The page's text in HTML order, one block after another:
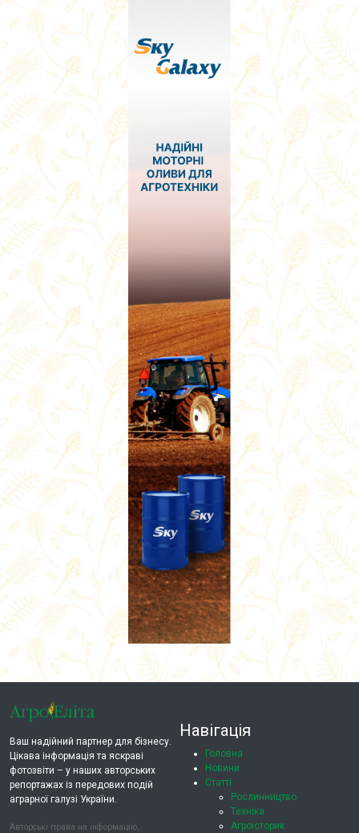
Ваш надійний партнер для бізнесу.
Цікава інформація та яскраві
фотозвіти – у наших авторських
репортажах із передових подій
аграрної галузі України.
Авторські права на інформацію,
Навігація
Головна
Новини
Статті
Рослинництво
Техніка
Агроісторик